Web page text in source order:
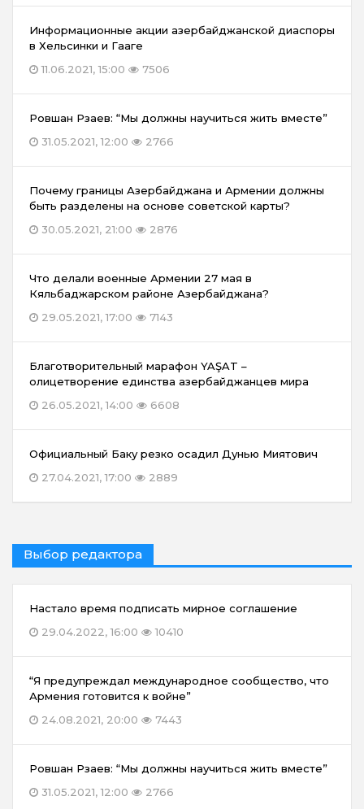
Информационные акции азербайджанской диаспоры
в Хельсинки и Гааге
11.06.2021, 15:00
7506
Ровшан Рзаев: “Мы должны научиться жить вместе”
31.05.2021, 12:00
2766
Почему границы Азербайджана и Армении должны
быть разделены на основе советской карты?
30.05.2021, 21:00
2876
Что делали военные Армении 27 мая в
Кяльбаджарском районе Азербайджана?
29.05.2021, 17:00
7143
Благотворительный марафон YAŞAT –
олицетворение единства азербайджанцев мира
26.05.2021, 14:00
6608
Официальный Баку резко осадил Дунью Миятович
27.04.2021, 17:00
2889
Выбор редактора
Настало время подписать мирное соглашение
29.04.2022, 16:00
10410
“Я предупреждал международное сообщество, что
Армения готовится к войне”
24.08.2021, 20:00
7443
Ровшан Рзаев: “Мы должны научиться жить вместе”
31.05.2021, 12:00
2766